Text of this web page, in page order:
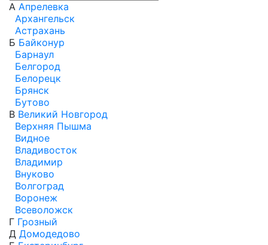
А Апрелевка
Архангельск
Астрахань
Б Байконур
Барнаул
Белгород
Белорецк
Брянск
Бутово
В Великий Новгород
Верхняя Пышма
Видное
Владивосток
Владимир
Внуково
Волгоград
Воронеж
Всеволожск
Г Грозный
Д Домодедово